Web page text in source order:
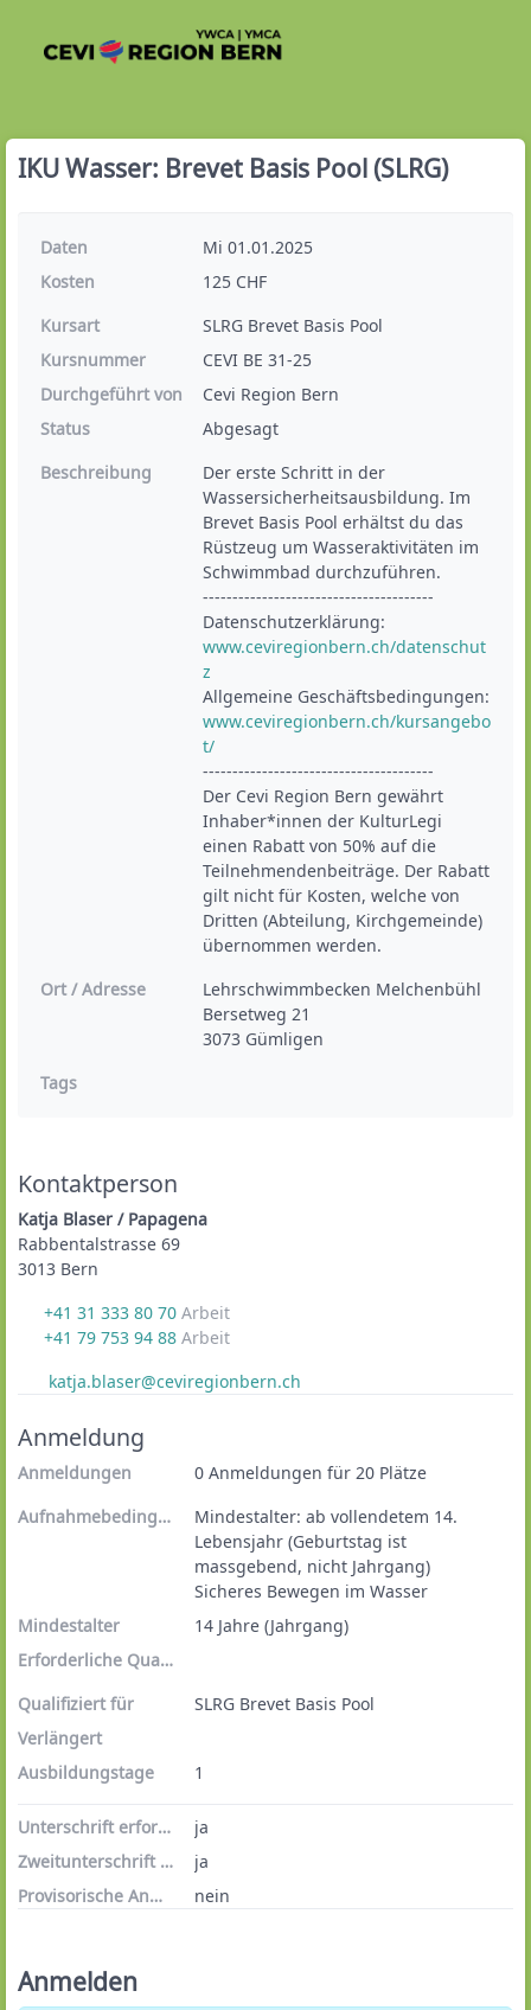
IKU Wasser: Brevet Basis Pool (SLRG)
Daten
Mi 01.01.2025
Kosten
125 CHF
Kursart
SLRG Brevet Basis Pool
Kursnummer
CEVI BE 31-25
Durchgeführt von
Cevi Region Bern
Status
Abgesagt
Beschreibung
Der erste Schritt in der
Wassersicherheitsausbildung. Im
Brevet Basis Pool erhältst du das
Rüstzeug um Wasseraktivitäten im
Schwimmbad durchzuführen.
---------------------------------------
www.ceviregionbern.ch/datenschut
z
www.ceviregionbern.ch/kursangebo
t/
---------------------------------------
Der Cevi Region Bern gewährt
Inhaber*innen der KulturLegi
einen Rabatt von 50% auf die
Teilnehmendenbeiträge. Der Rabatt
gilt nicht für Kosten, welche von
Dritten (Abteilung, Kirchgemeinde)
übernommen werden.
Ort / Adresse
Lehrschwimmbecken Melchenbühl
Bersetweg 21
3073 Gümligen
Tags
Kontaktperson
Katja Blaser / Papagena
Rabbentalstrasse 69
3013 Bern
+41 31 333 80 70 Arbeit
+41 79 753 94 88 Arbeit
katja.blaser@ceviregionbern.ch
Anmeldung
Anmeldungen
0 Anmeldungen für 20 Plätze
Aufnahmebedingungen
Mindestalter: ab vollendetem 14.
Lebensjahr (Geburtstag ist
massgebend, nicht Jahrgang)
Sicheres Bewegen im Wasser
Mindestalter
14 Jahre (Jahrgang)
Erforderliche Qualifikationen
Qualifiziert für
SLRG Brevet Basis Pool
Verlängert
Ausbildungstage
1
Unterschrift erforderlich
ja
Zweitunterschrift erforderlich
ja
Provisorische Anmeldungen
nein
Anmelden